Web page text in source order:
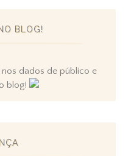
BLOG!
dados de público e
blog!